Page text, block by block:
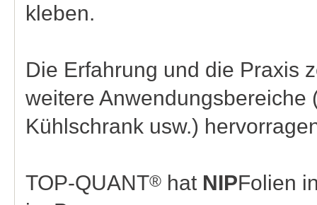
kleben.
Die Erfahrung und die Praxis
weitere Anwendungsbereiche
Kühlschrank usw.)
TOP-QUANT® hat NIPFolien